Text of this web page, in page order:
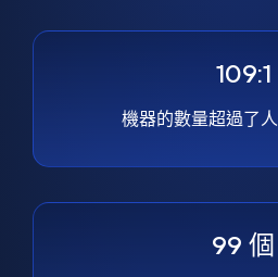
109:1
機器的數量超過了
99 個